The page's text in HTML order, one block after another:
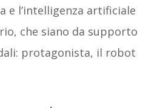
e l’intelligenza artificiale
che siano da supporto
protagonista, il robot